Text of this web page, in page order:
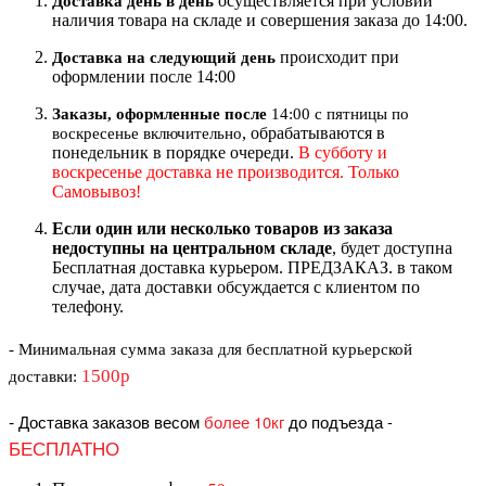
наличия товара на складе и совершения заказа до 14:00.
Доставка на следующий день происходит при
оформлении после 14:00
Заказы, оформленные после 14:00 с пятницы по
воскресенье включительно, обрабатываются в
понедельник в порядке очереди. В субботу и
воскресенье доставка не производится. Только
Самовывоз!
Если один или несколько товаров из заказа
недоступны на центральном складе, будет доступна
Бесплатная доставка курьером. ПРЕДЗАКАЗ. в таком
случае, дата доставки обсуждается с клиентом по
телефону.
- Минимальная сумма заказа для бесплатной курьерской
доставки: 1500р
-Доставка заказов весомболее 10кгдо подъезда-
БЕСПЛАТНО